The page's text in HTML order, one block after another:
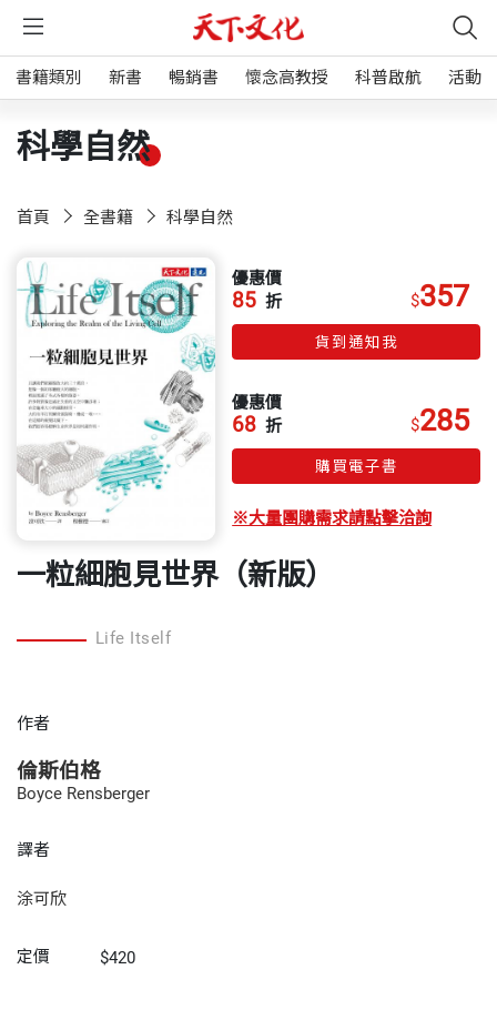
書籍類別 新書 暢銷書 懷念高教授 科普啟航 活動
科學自然
首頁 全書籍 科學自然
優惠價
85 折 $357
貨到通知我
優惠價
68 折 $285
購買電子書
※大量團購需求請點擊洽詢
一粒細胞見世界（新版）
Life Itself
作者
倫斯伯格
Boyce Rensberger
譯者
涂可欣
定價 $420